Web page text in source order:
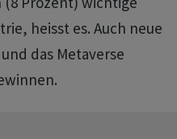
heisst es. Auch neue
das Metaverse